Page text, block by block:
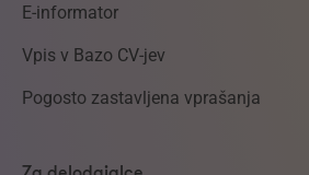
E-informator
Vpis v Bazo CV-jev
Pogosto zastavljena vprašanja